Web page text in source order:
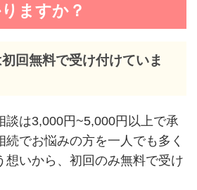
ますか？
回無料で受け付けていま
談は3,000円~5,000円以上で承
続でお悩みの方を一人でも多く
想いから、初回のみ無料で受け